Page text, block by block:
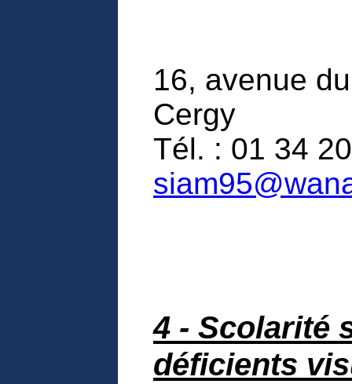
16, avenue
Cergy
Tél. : 01 34
4 - Scolarité
déficients